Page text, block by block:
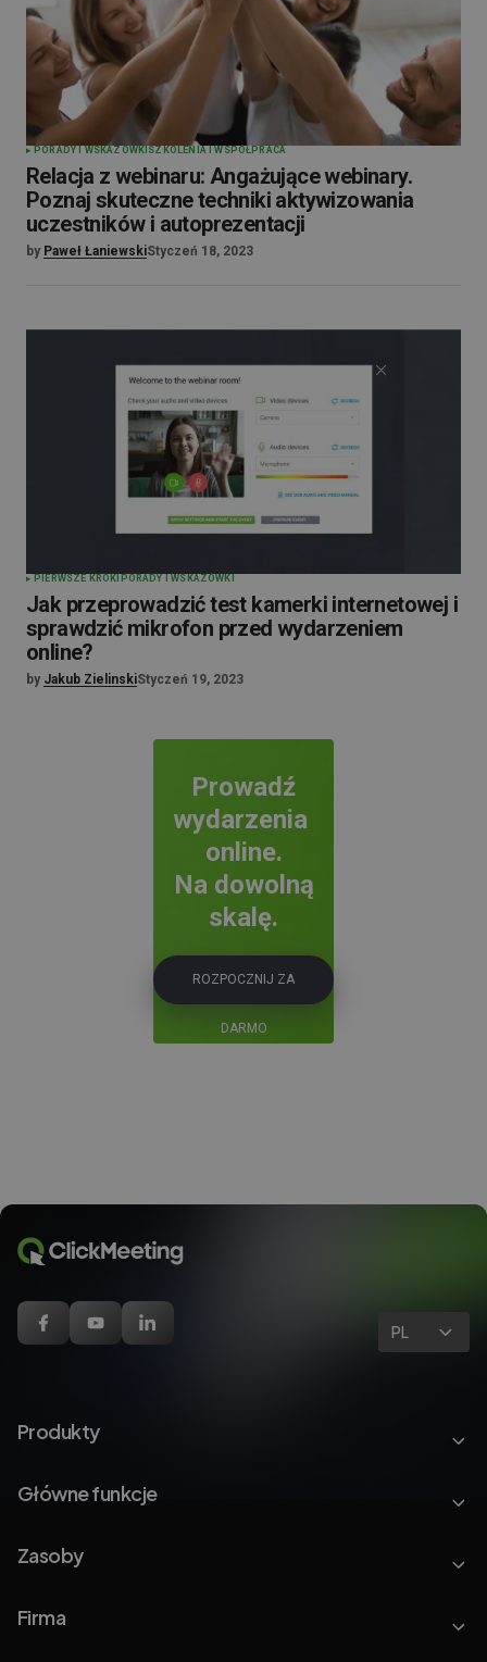
PORADY I WSKAZÓWKI SZKOLENIA I WSPÓŁPRACA
Relacja z webinaru: Angażujące webinary.
Poznaj skuteczne techniki aktywizowania
uczestników i autoprezentacji
by Paweł ŁaniewskiStyczeń 18, 2023
PIERWSZE KROKI PORADY I WSKAZÓWKI
Jak przeprowadzić test kamerki internetowej i
sprawdzić mikrofon przed wydarzeniem
online?
by Jakub ZielinskiStyczeń 19, 2023
Prowadź
wydarzenia
online.
Na dowolną
skalę.
ROZPOCZNIJ ZA
DARMO
PL
Produkty
Główne funkcje
Zasoby
Firma